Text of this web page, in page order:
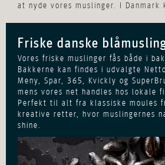
at nyde vores muslinger. I Danmark
Friske danske
Vores friske muslinger fås både i
Bakkerne kan findes i udvalgte
Meny, Spar, 365, Kvickly og
mens vores net handles hos lokale
Perfekt til alt fra klassiske moules
kreative retter, hvor muslingernes
shine.